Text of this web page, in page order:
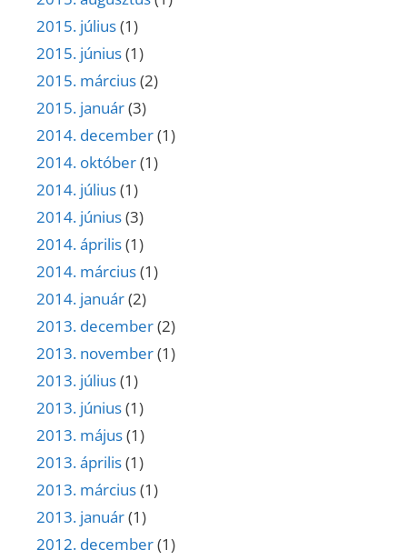
2015. július(1)
2015. június(1)
2015. március(2)
2015. január(3)
2014. december(1)
2014. október(1)
2014. július(1)
2014. június(3)
2014. április(1)
2014. március(1)
2014. január(2)
2013. december(2)
2013. november(1)
2013. július(1)
2013. június(1)
2013. május(1)
2013. április(1)
2013. március(1)
2013. január(1)
2012. december(1)